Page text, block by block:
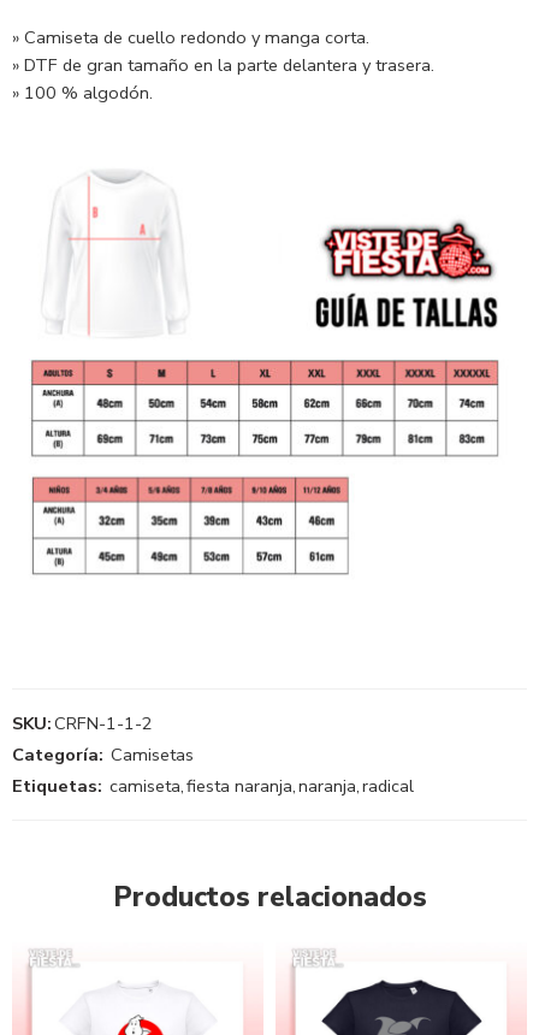
» Camiseta de cuello redondo y manga corta.
» DTF de gran tamaño en la parte delantera y trasera.
» 100 % algodón.
SKU:CRFN-1-1-2
Categoría: Camisetas
Etiquetas: camiseta,fiesta naranja,naranja,radical
Productos relacionados